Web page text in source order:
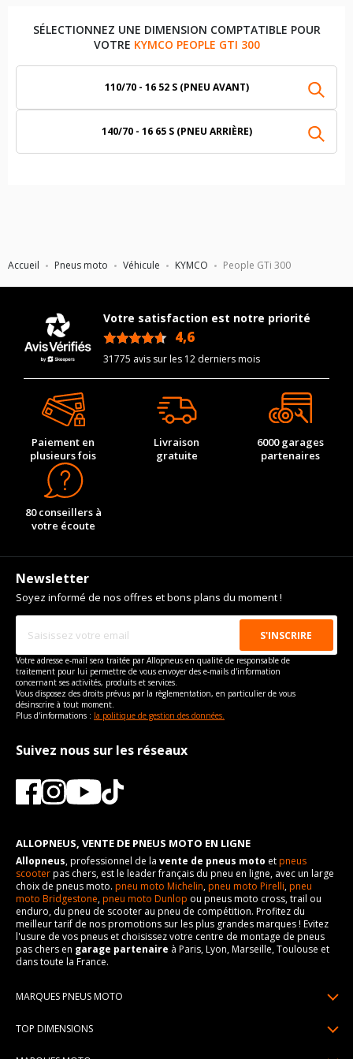
Accueil Pneus moto Véhicule KYMCO People GTi 300
SÉLECTIONNEZ UNE DIMENSION COMPTATIBLE POUR
VOTRE KYMCO PEOPLE GTI 300
110/70 - 16 52 S (PNEU AVANT)
140/70 - 16 65 S (PNEU ARRIÈRE)
Votre satisfaction est notre priorité
4,6
31775 avis sur les 12 derniers mois
Paiement en
plusieurs fois
Livraison
gratuite
6000 garages
partenaires
80 conseillers à
votre écoute
Newsletter
Soyez informé de nos offres et bons plans du moment !
Votre adresse e-mail sera traitée par Allopneus en qualité de responsable de
traitement pour lui permettre de vous envoyer des e-mails d'information
concernant ses activités, produits et services.
Vous disposez des droits prévus par la règlementation, en particulier de vous
désinscrire à tout moment.
Plus d'informations : la politique de gestion des données.
Suivez nous sur les réseaux
ALLOPNEUS, VENTE DE PNEUS MOTO EN LIGNE
Allopneus, professionnel de la vente de pneus moto etpneus
scooterpas chers, est le leader français du pneu en ligne, avec un large
choix de pneus moto. pneu moto Michelin,pneu moto Pirelli,pneu
moto Bridgestone,pneu moto Dunlop ou pneus moto cross, trail ou
enduro, du pneu de scooter au pneu de compétition. Profitez du
meilleur tarif de nos promotions sur les plus grandes marques ! Evitez
l'usure de vos pneus et choisissez votre centre de montage de pneus
pas chers en garage partenaire à Paris, Lyon, Marseille, Toulouse et
dans toute la France.
MARQUES PNEUS MOTO
TOP DIMENSIONS